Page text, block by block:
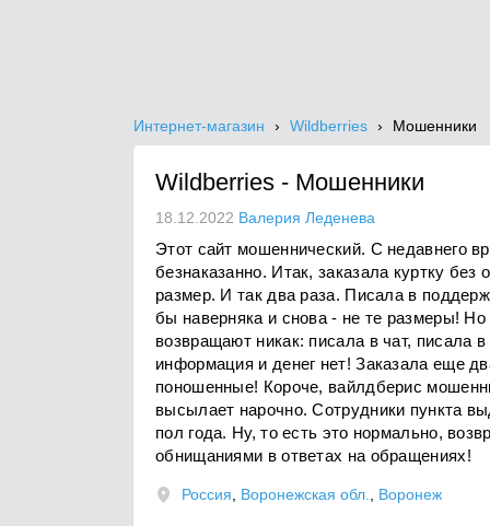
Интернет-магазин Wildberries Мошенники
Wildberries - Мошенники
18.12.2022 Валерия Леденева
Этот сайт мошеннический. С недавнего
безнаказанно. Итак, заказала куртку без
размер. И так два раза. Писала в
бы наверняка и снова - не те размеры! Но
возвращают никак: писала в чат, писала
информация и денег нет! Заказала еще
поношенные! Короче, вайлдберис
высылает нарочно. Сотрудники пункта
пол года. Ну, то есть это нормально,
обнищаниями в ответах на обращениях!
Россия Воронежская обл. Воронеж